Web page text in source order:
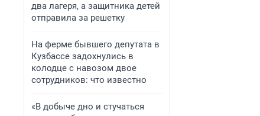
два лагеря, а защитника детей
отправила за решетку
На ферме бывшего депутата в
Кузбассе задохнулись в
колодце с навозом двое
сотрудников: что известно
«В добыче дно и стучаться